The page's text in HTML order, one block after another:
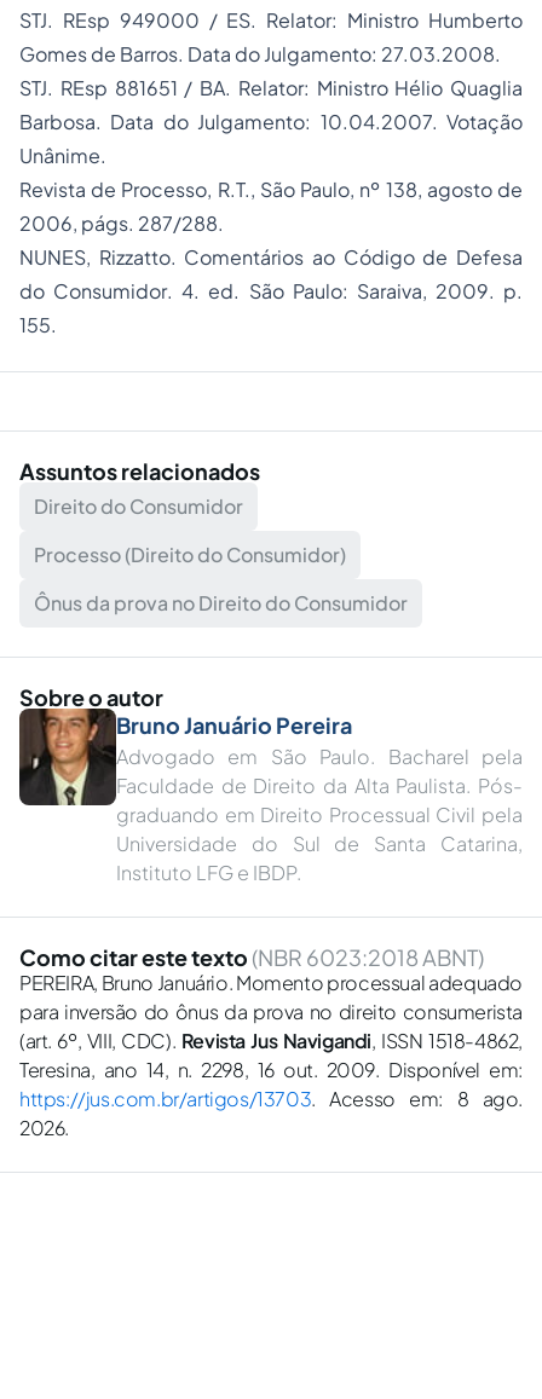
STJ. REsp 949000 / ES. Relator: Ministro Humberto
Gomes de Barros. Data do Julgamento: 27.03.2008.
STJ. REsp 881651 / BA. Relator: Ministro Hélio Quaglia
Barbosa. Data do Julgamento: 10.04.2007. Votação
Unânime.
Revista de Processo, R.T., São Paulo, nº 138, agosto de
2006, págs. 287/288.
NUNES, Rizzatto. Comentários ao Código de Defesa
do Consumidor. 4. ed. São Paulo: Saraiva, 2009. p.
155.
Assuntos relacionados
Direito do Consumidor
Processo (Direito do Consumidor)
Ônus da prova no Direito do Consumidor
Sobre o autor
Bruno Januário Pereira
Advogado em São Paulo. Bacharel pela
Faculdade de Direito da Alta Paulista. Pós-
graduando em Direito Processual Civil pela
Universidade do Sul de Santa Catarina,
Instituto LFG e IBDP.
Como citar este texto (NBR 6023:2018 ABNT)
PEREIRA, Bruno Januário. Momento processual adequado
para inversão do ônus da prova no direito consumerista
(art. 6º, VIII, CDC). Revista Jus Navigandi, ISSN 1518-4862,
Teresina, ano 14, n. 2298, 16 out. 2009. Disponível em:
https://jus.com.br/artigos/13703. Acesso em: 8 ago.
2026.